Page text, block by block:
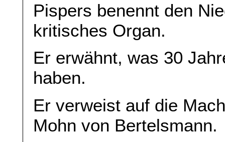
Pispers benennt den
kritisches Organ.
Er erwähnt, was 30
haben.
Er verweist auf die
Mohn von Bertelsmann.